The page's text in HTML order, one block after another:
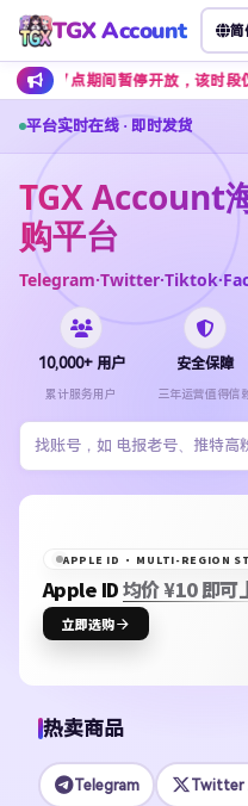
TGX Account 简
停开放，该时段仅支持加密货
平台实时在线 · 即时发货
TGX Account
购平台
10,000+ 用户
累计服务用户
安全保障
三年运营值得信
APPLE ID · MULTI-REGION
Apple ID均价 ¥10 即可
立即选购
热卖商品
Telegram Twitter